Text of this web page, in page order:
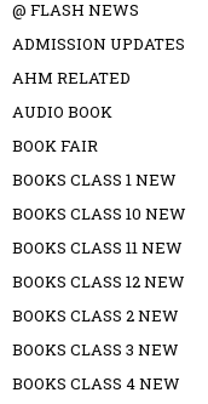
@ FLASH NEWS
ADMISSION UPDATES
AHM RELATED
AUDIO BOOK
BOOK FAIR
BOOKS CLASS 1 NEW
BOOKS CLASS 10 NEW
BOOKS CLASS 11 NEW
BOOKS CLASS 12 NEW
BOOKS CLASS 2 NEW
BOOKS CLASS 3 NEW
BOOKS CLASS 4 NEW